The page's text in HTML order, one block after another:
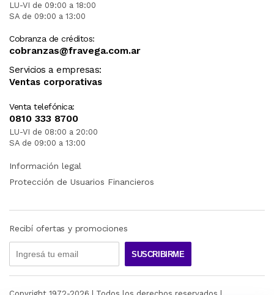
LU-VI de 09:00 a 18:00
SA de 09:00 a 13:00
Cobranza de créditos:
cobranzas@fravega.com.ar
Servicios a empresas:
Ventas corporativas
Venta telefónica:
0810 333 8700
LU-VI de 08:00 a 20:00
SA de 09:00 a 13:00
Información legal
Protección de Usuarios Financieros
Recibí ofertas y promociones
SUSCRIBIRME